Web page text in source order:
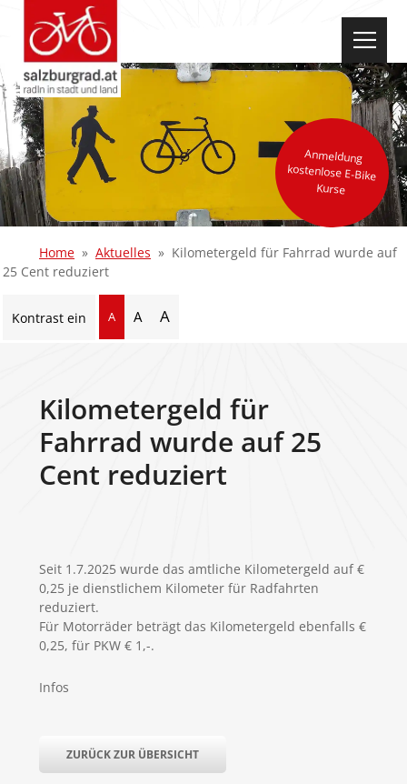
Anmeldung
kostenlose E-Bike
Kurse
Home Aktuelles
Kilometergeld für Fahrrad wurde auf
25 Cent reduziert
Kontrast ein A A A
Kilometergeld für
Fahrrad wurde auf 25
Cent reduziert
Seit 1.7.2025 wurde das amtliche Kilometergeld auf €
0,25 je dienstlichem Kilometer für Radfahrten
reduziert.
Für Motorräder beträgt das Kilometergeld ebenfalls €
0,25, für PKW € 1,-.
Infos
ZURÜCK ZUR ÜBERSICHT